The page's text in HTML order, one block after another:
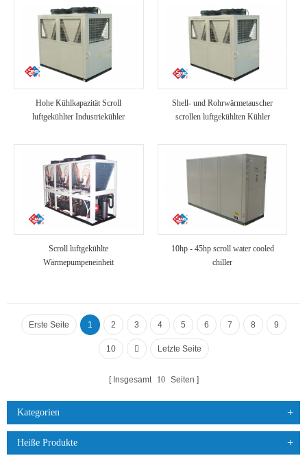
Hohe Kühlkapazität Scroll
luftgekühlter Industriekühler
Shell- und Rohrwärmetauscher
scrollen luftgekühlten Kühler
Scroll luftgekühlte
Wärmepumpeneinheit
10hp - 45hp scroll water cooled
chiller
Erste Seite 1 2 3 4 5 6 7 8 9
10 Letzte Seite
Insgesamt 10 Seiten
Kategorien
Heiße Produkte